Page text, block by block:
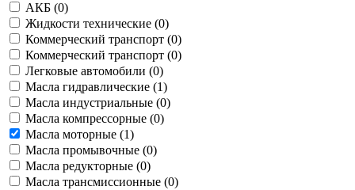
АКБ (0)
Жидкости технические (0)
Коммерческий транспорт (0)
Коммерческий транспорт (0)
Легковые автомобили (0)
Масла гидравлические (1)
Масла индустриальные (0)
Масла компрессорные (0)
Масла моторные (1)
Масла промывочные (0)
Масла редукторные (0)
Масла трансмиссионные (0)